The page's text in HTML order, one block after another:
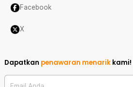
Facebook
X
Dapatkan penawaran menarik kami!